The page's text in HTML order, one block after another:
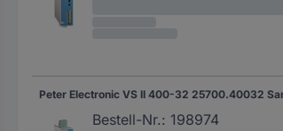
Bestell-Nr.: 198974